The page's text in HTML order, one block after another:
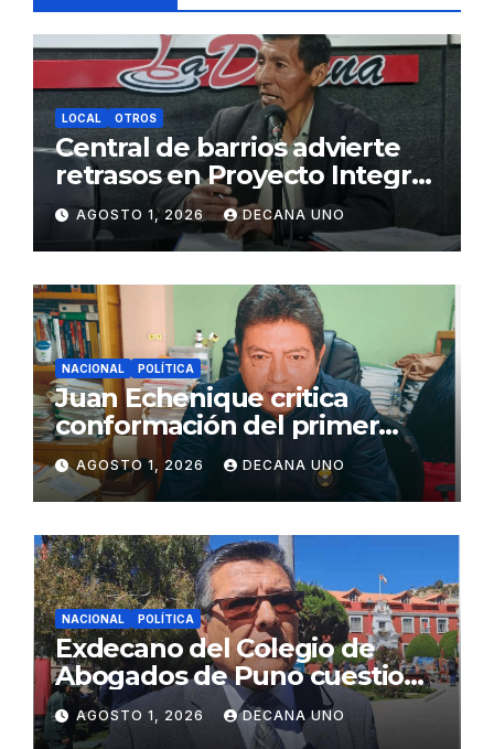
LOCAL OTROS
Central de barrios advierte
retrasos en Proyecto Integral
de Agua y Alcantarillado para
Juliaca
AGOSTO 1, 2026 DECANA UNO
NACIONAL POLÍTICA
Juan Echenique critica
conformación del primer
gabinete ministerial de Keiko
Fujimori
AGOSTO 1, 2026 DECANA UNO
NACIONAL POLÍTICA
Exdecano del Colegio de
Abogados de Puno cuestiona
propuestas sobre seguridad
ciudadana
AGOSTO 1, 2026 DECANA UNO